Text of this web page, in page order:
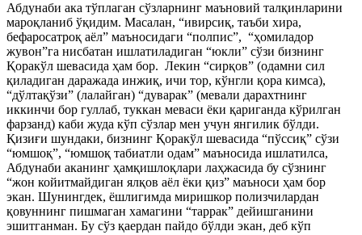
Абдунаби ака тўплаган сўзларнинг маъновий талқинларини
мароқланиб ўқидим. Масалан, “ивирсиқ, таъби хира,
бефаросатроқ аёл” маъносидаги “полпис”, “ҳомиладор
жувон”га нисбатан ишлатиладиган “юкли” сўзи бизнинг
Қоракўл шевасида ҳам бор. Лекин “сирқов” (одамни сил
қиладиган даражада инжиқ, ичи тор, кўнгли қора кимса),
“дўлтақўзи” (лалайган) “дуварак” (мевали дарахтнинг
иккинчи бор гуллаб, туккан меваси ёки қариганда кўрилган
фарзанд) каби жуда кўп сўзлар мен учун янгилик бўлди.
Қизиғи шундаки, бизнинг Қоракўл шевасида “пўссиқ” сўзи
“юмшоқ”, “юмшоқ табиатли одам” маъносида ишлатилса,
Абдунаби аканинг ҳамқишлоқлари лаҳжасида бу сўзнинг
“жон койитмайдиган ялқов аёл ёки қиз” маъноси ҳам бор
экан. Шунингдек, ёшлигимда миришкор полизчилардан
қовуннинг пишмаган хамагини “таррак” дейишганини
эшитганман. Бу сўз қаердан пайдо бўлди экан, деб кўп